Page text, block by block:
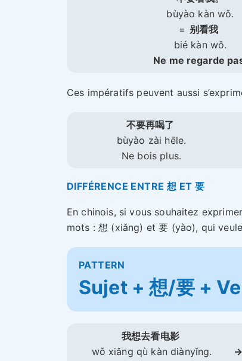
bùyào kàn wǒ.
= 别看我
bié kàn wǒ.
Ne me regarde
Ces impératifs peuvent aussi
不要再喝了
bùyào zài hēle.
Ne bois plus.
DIFFÉRENCE ENTRE 想 ET 要
En chinois, si vous souhaitez
mots : 想 (xiǎng) et 要 (yào), qui
PATTERN
Sujet + 想/要 +
我想去看电影
wǒ xiǎng qù kàn diànyǐng.
→